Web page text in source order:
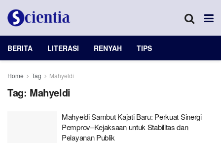
BERITA LITERASI RENYAH TIPS
Home Tag Mahyeldi
Tag: Mahyeldi
Mahyeldi Sambut Kajati Baru: Perkuat Sinergi
Pemprov–Kejaksaan untuk Stabilitas dan
Pelayanan Publik